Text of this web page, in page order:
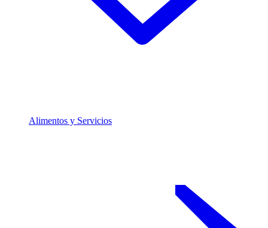
Alimentos y Servicios